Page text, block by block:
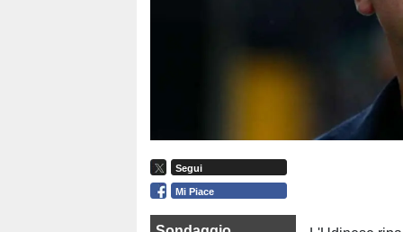
Segui
Mi Piace